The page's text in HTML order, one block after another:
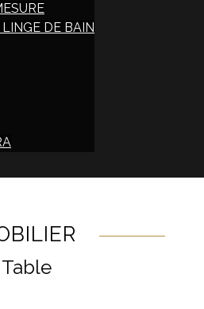
DE BAIN
Table